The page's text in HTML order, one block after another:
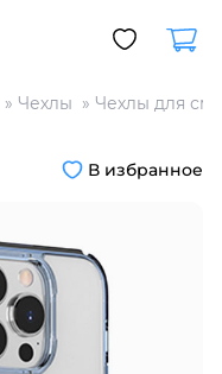
Чехлы Чехлы для
В избранное